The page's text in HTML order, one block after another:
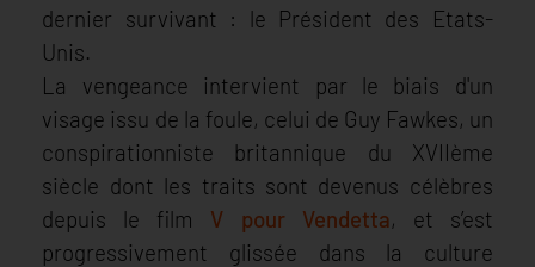
dernier survivant : le Président des Etats-
Unis.
La vengeance intervient par le biais d'un
visage issu de la foule, celui de Guy Fawkes, un
conspirationniste britannique du XVIIème
siècle dont les traits sont devenus célèbres
depuis le film V pour Vendetta, et s’est
progressivement glissée dans la culture